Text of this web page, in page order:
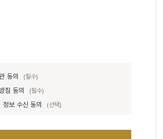
동의 (필수)
침 동의 (필수)
정보 수신 동의 (선택)